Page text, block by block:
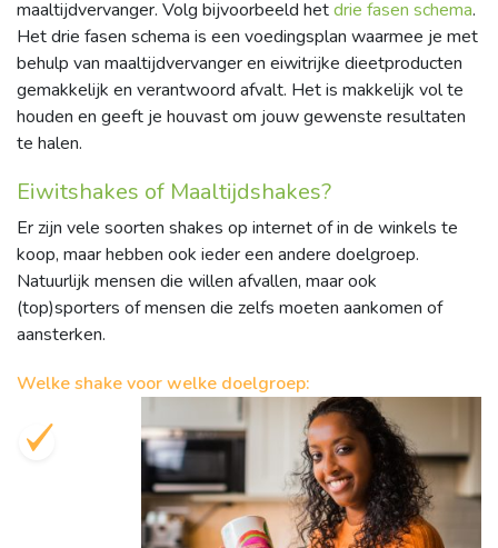
maaltijdvervanger. Volg bijvoorbeeld hetdrie fasen schema.
Het drie fasen schema is een voedingsplan waarmee je met
behulp van maaltijdvervanger en eiwitrijke dieetproducten
gemakkelijk en verantwoord afvalt. Het is makkelijk vol te
houden en geeft je houvast om jouw gewenste resultaten
te halen.
Eiwitshakes of Maaltijdshakes?
Er zijn vele soorten shakes op internet of in de winkels te
koop, maar hebben ook ieder een andere doelgroep.
Natuurlijk mensen die willen afvallen, maar ook
(top)sporters of mensen die zelfs moeten aankomen of
aansterken.
Welke shake voor welke doelgroep: